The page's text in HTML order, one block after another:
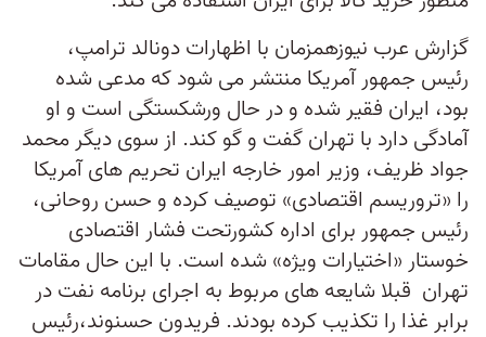
گزارش عرب نیوزهمزمان با اظهارات دونالد ترامپ،
رئیس جمهور آمریکا منتشر می شود که مدعی شده
بود، ایران فقیر شده و در حال ورشکستگی است و او
آمادگی دارد با تهران گفت و گو کند. از سوی دیگر محمد
جواد ظریف، وزیر امور خارجه ایران تحریم های آمریکا
را «تروریسم اقتصادی» توصیف کرده و حسن روحانی،
رئیس جمهور برای اداره کشورتحت فشار اقتصادی
خوستار «اختیارات ویژه» شده است. با این حال مقامات
تهران قبلا شایعه های مربوط به اجرای برنامه نفت در
برابر غذا را تکذیب کرده بودند. فریدون حسنوند،رئیس